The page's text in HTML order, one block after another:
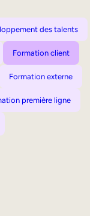
des talents
Formation client
Formation externe
première ligne